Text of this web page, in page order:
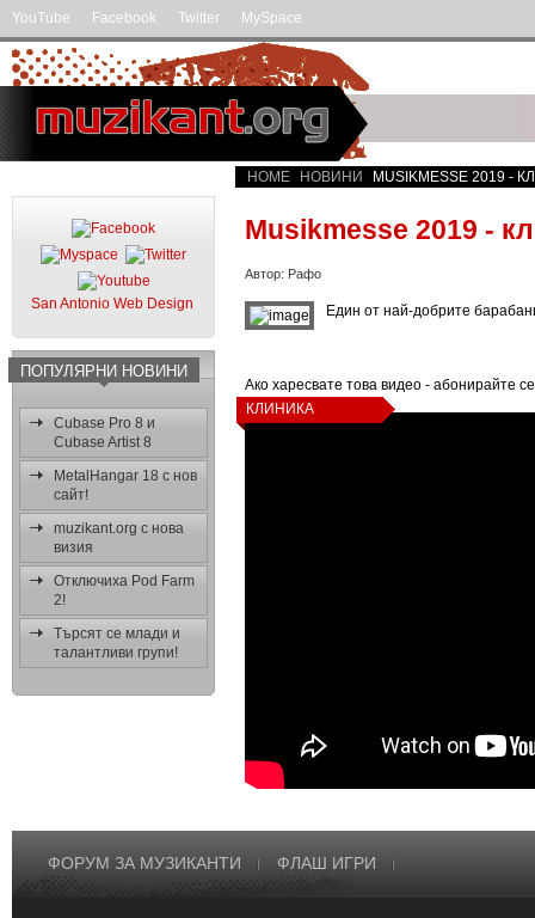
YouTube Facebook Twitter MySpace
San Antonio Web Design
ПОПУЛЯРНИ НОВИНИ
Cubase Pro 8 и
Cubase Artist 8
MetalHangar 18 с нов
сайт!
muzikant.org с нова
визия
Отключиха Pod Farm
2!
Търсят се млади и
талантливи групи!
HOME НОВИНИ MUSIKMESSE 2019 -
Musikmesse 2019 -
Автор: Рафо
КЛИНИКА
Един от най-добрите
Ако харесвате това видео - абонирайте
ФОРУМ ЗА МУЗИКАНТИ ФЛАШ ИГРИ